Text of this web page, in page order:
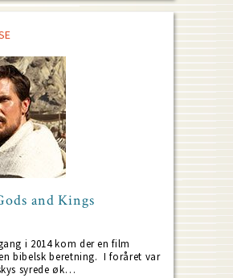
and Kings
i 2014 kom der en film
bibelsk beretning. I foråret var
syrede øk…